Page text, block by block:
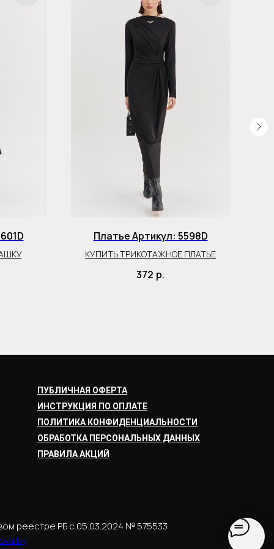
Платье Артикул: 5598D
КУПИТЬ ТРИКОТАЖНОЕ ПЛАТЬЕ
372 р.
ПУБЛИЧНАЯ ОФЕРТА
ИНСТРУКЦИЯ ПО ОПЛАТЕ
ПОЛИТИКА КОНФИДЕНЦИАЛЬНОСТИ
ОБРАБОТКА ПЕРСОНАЛЬНЫХ ДАННЫХ
ПРАВИЛА АКЦИЙ
реестре РБ с 05.03.2024 № 575533